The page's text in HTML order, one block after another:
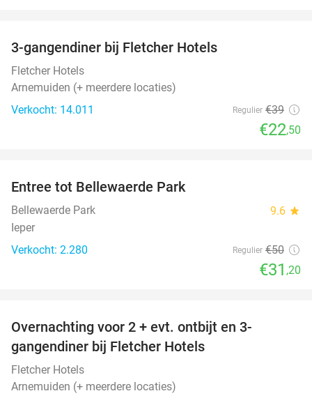
3-gangendiner bij Fletcher Hotels
Fletcher Hotels
Arnemuiden (+ meerdere locaties)
Verkocht: 14.011
Regulier €39
€22,50
Entree tot Bellewaerde Park
Bellewaerde Park 9.6 star
Ieper
Verkocht: 2.280
Regulier €50
€31 ,20
Overnachting voor 2 + evt. ontbijt en 3-
gangendiner bij Fletcher Hotels
Fletcher Hotels
Arnemuiden (+ meerdere locaties)